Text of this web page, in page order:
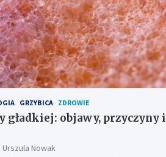
GRZYBICA ZDROWIE
gładkiej: objawy, przyczyny i
Urszula Nowak